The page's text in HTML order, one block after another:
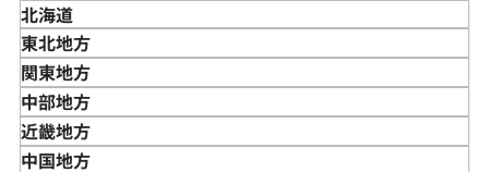
北海道
東北地方
青森県
岩手県
宮城県
秋田県
関東地方
東京都
神奈川県
埼玉県
中部地方
新潟県
富山県
近畿地方
三重県
中国地方